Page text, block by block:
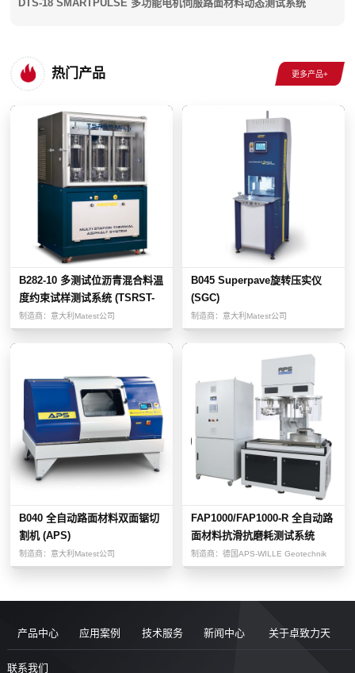
DTS-18 SMARTPULSE 多功能电机伺服路面材料动态测试系统
热门产品
B282-10 多测试位沥青混合料温
度约束试样测试系统 (TSRST-
Multi...
制造商： 意大利Matest公司
B045 Superpave旋转压实仪
(SGC)
制造商： 意大利Matest公司
B040 全自动路面材料双面锯切
割机 (APS)
制造商： 意大利Matest公司
FAP1000/FAP1000-R 全自动路
面材料抗滑抗磨耗测试系统
Wehrw...
制造商： 德国APS-WILLE Geotechnik
产品中心
道路现场检
应用案例 技术服务 新闻中心 关于卓致力天
联系我们